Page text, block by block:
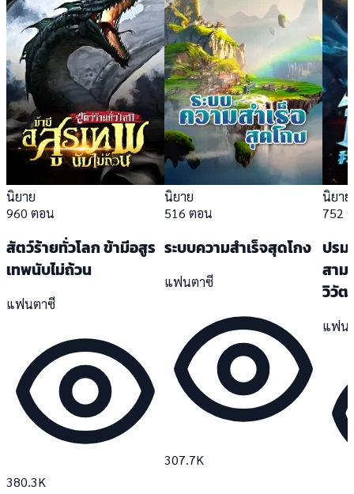
นิยาย
960 ตอน
สัตว์ร้ายทั่วโลก ข้ามีอสูร
เทพนับไม่ถ้วน
แฟนตาซี
380.3K
นิยาย
516 ตอน
ระบบความสำเร็จสุดโกง
แฟนตาซี
307.7K
นิยาย
752
ปรม
สาม
วิวัฒ
แฟน